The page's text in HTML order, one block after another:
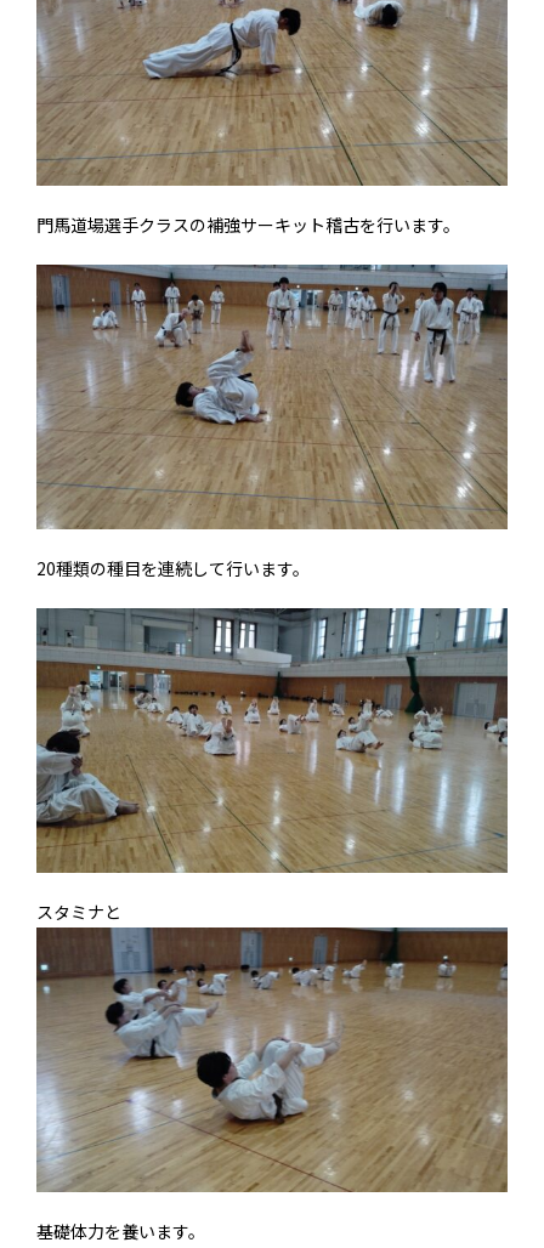
門馬道場選手クラスの補強サーキット稽古を行います。
20種類の種目を連続して行います。
スタミナと
基礎体力を養います。